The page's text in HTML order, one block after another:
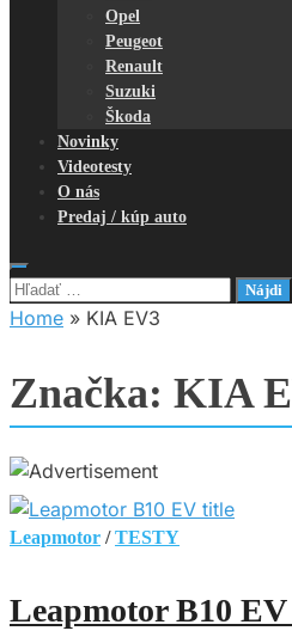
Opel
Peugeot
Renault
Suzuki
Škoda
Novinky
Videotesty
O nás
Predaj / kúp auto
Hľadať:
Home » KIA EV3
Značka: KIA
Leapmotor /TESTY
Leapmotor B10